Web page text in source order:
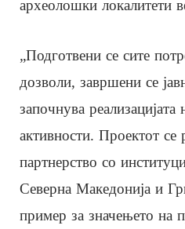
археолошки локалитети
„Подготвени се сите
дозволи, завршени се
започнува реализацијата
активности. Проектот се
партнерство со
Северна Македонија и
пример за значењето на